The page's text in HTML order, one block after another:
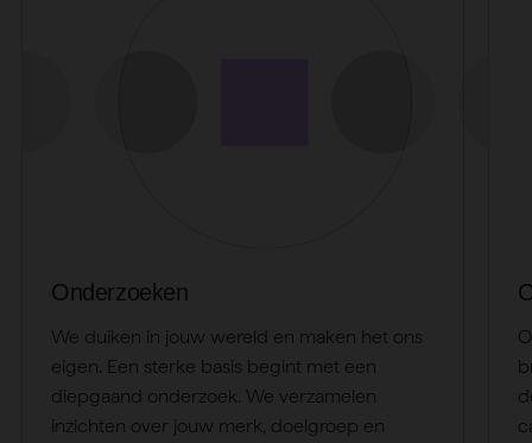
Onderzoeken
We duiken in jouw wereld en maken het ons
eigen. Een sterke basis begint met een
diepgaand onderzoek. We verzamelen
inzichten over jouw merk, doelgroep en